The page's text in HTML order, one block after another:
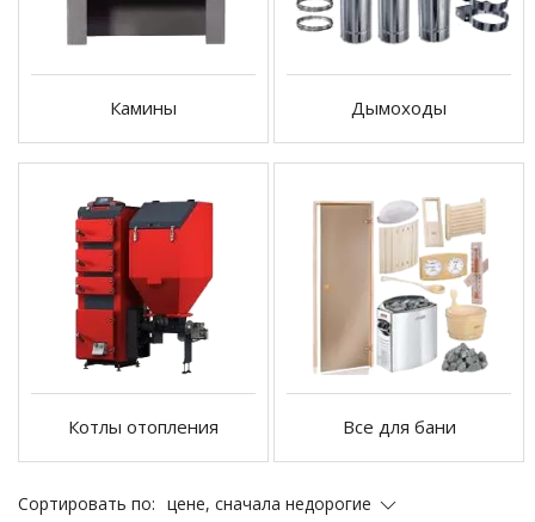
Камины Дымоходы
Котлы отопления Все для бани
Сортировать по: цене, сначала недорогие